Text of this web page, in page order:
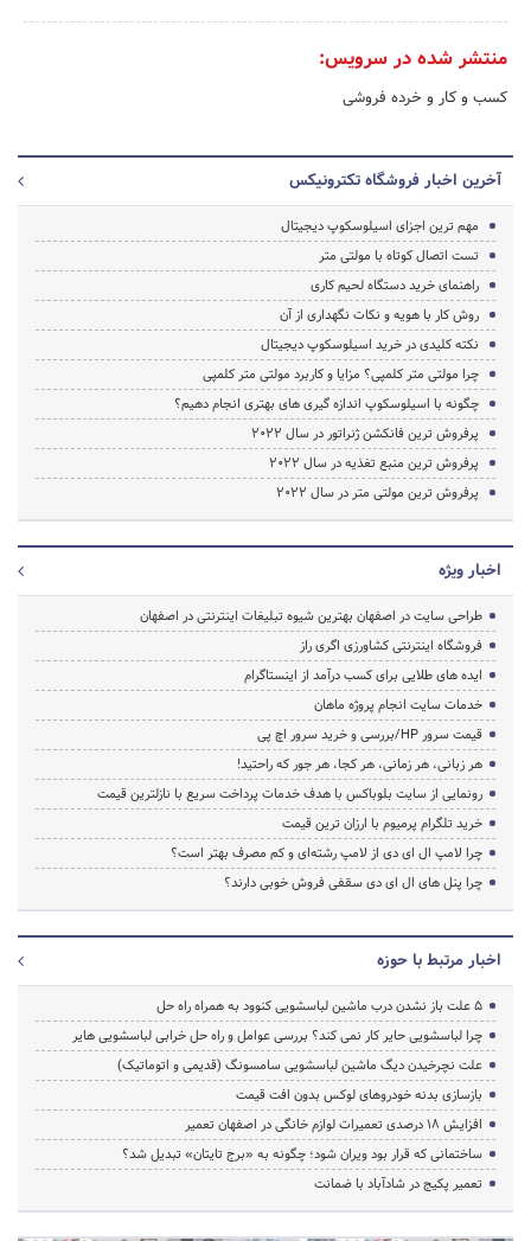
منتشر شده در سرویس:
کسب و کار و خرده فروشی
آخرین اخبار فروشگاه تکترونیکس
مهم ترین اجزای اسیلوسکوپ دیجیتال
تست اتصال کوتاه با مولتی متر
راهنمای خرید دستگاه لحیم کاری
روش کار با هویه و نکات نگهداری از آن
نکته کلیدی در خرید اسیلوسکوپ دیجیتال
چرا مولتی متر کلمپی؟ مزایا و کاربرد مولتی متر کلمپی
چگونه با اسیلوسکوپ اندازه گیری های بهتری انجام دهیم؟
پرفروش ترین فانکشن ژنراتور در سال 2022
پرفروش ترین منبع تغذیه در سال 2022
پرفروش ترین مولتی متر در سال 2022
اخبار ویژه
طراحی سایت در اصفهان بهترین شیوه تبلیغات اینترنتی در اصفهان
فروشگاه اینترنتی کشاورزی اگری راز
ایده های طلایی برای کسب درآمد از اینستاگرام
خدمات سایت انجام پروژه ماهان
قیمت سرور HP/بررسی و خرید سرور اچ پی
هر زبانی، هر زمانی، هر کجا، هر جور که راحتید!
رونمایی از سایت بلوباکس با هدف خدمات پرداخت سریع با نازلترین قیمت
خرید تلگرام پرمیوم با ارزان ترین قیمت
چرا لامپ ال ای دی از لامپ رشته‌ای و کم مصرف بهتر است؟
چرا پنل های ال ای دی سقفی فروش خوبی دارند؟
اخبار مرتبط با حوزه
5 علت باز نشدن درب ماشین لباسشویی کنوود به همراه راه حل
چرا لباسشویی حایر کار نمی کند؟ بررسی عوامل و راه حل خرابی لباسشویی هایر
علت نچرخیدن دیگ ماشین لباسشویی سامسونگ (قدیمی و اتوماتیک)
بازسازی بدنه خودروهای لوکس بدون افت قیمت
افزایش ۱۸ درصدی تعمیرات لوازم خانگی در اصفهان تعمیر
ساختمانی که قرار بود ویران شود؛ چگونه به «برج تایتان» تبدیل شد؟
تعمیر پکیج در شادآباد با ضمانت